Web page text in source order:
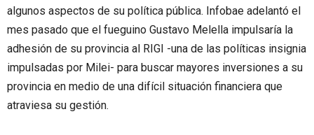
algunos aspectos de su política pública. Infobae adelantó el
mes pasado que el fueguino Gustavo Melella impulsaría la
adhesión de su provincia al RIGI -una de las políticas insignia
impulsadas por Milei- para buscar mayores inversiones a su
provincia en medio de una difícil situación financiera que
atraviesa su gestión.